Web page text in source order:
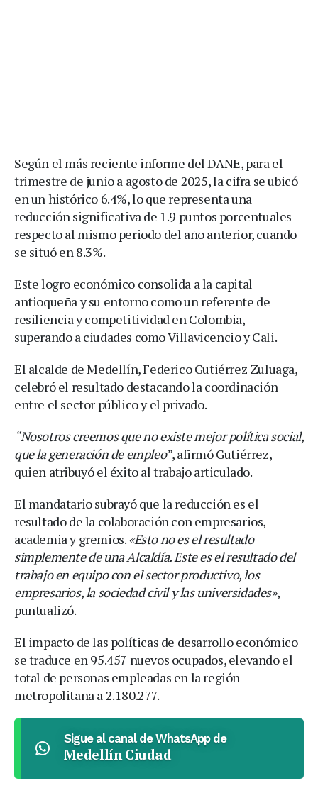
Según el más reciente informe del DANE, para el
trimestre de junio a agosto de 2025, la cifra se ubicó
en un histórico 6.4%, lo que representa una
reducción significativa de 1.9 puntos porcentuales
respecto al mismo periodo del año anterior, cuando
se situó en 8.3%.
Este logro económico consolida a la capital
antioqueña y su entorno como un referente de
resiliencia y competitividad en Colombia,
superando a ciudades como Villavicencio y Cali.
El alcalde de Medellín, Federico Gutiérrez Zuluaga,
celebró el resultado destacando la coordinación
entre el sector público y el privado.
“Nosotros creemos que no existe mejor política social,
que la generación de empleo”, afirmó Gutiérrez,
quien atribuyó el éxito al trabajo articulado.
El mandatario subrayó que la reducción es el
resultado de la colaboración con empresarios,
academia y gremios.«Esto no es el resultado
simplemente de una Alcaldía. Este es el resultado del
trabajo en equipo con el sector productivo, los
empresarios, la sociedad civil y las universidades»,
puntualizó.
El impacto de las políticas de desarrollo económico
se traduce en 95.457 nuevos ocupados, elevando el
total de personas empleadas en la región
metropolitana a 2.180.277.
Sigue al canal de WhatsApp de
Medellín Ciudad